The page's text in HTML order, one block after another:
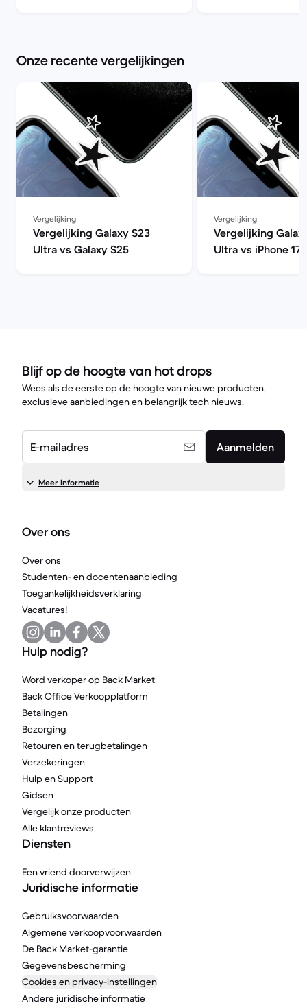
Onze recente vergelijkingen
Vergelijking
Vergelijking Galaxy S23
Ultra vs Galaxy S25
Vergelijking
Vergelijking
Ultra vs iPhone 17
Blijf op de hoogte van hot drops
Wees als de eerste op de hoogte van nieuwe producten,
exclusieve aanbiedingen en belangrijk tech nieuws.
E-mailadres Aanmelden
Meer informatie
Over ons
Over ons
Studenten- en docentenaanbieding
Toegankelijkheidsverklaring
Vacatures!
Hulp nodig?
Word verkoper op Back Market
Back Office Verkoopplatform
Betalingen
Bezorging
Retouren en terugbetalingen
Verzekeringen
Hulp en Support
Gidsen
Vergelijk onze producten
Alle klantreviews
Diensten
Een vriend doorverwijzen
Juridische informatie
Gebruiksvoorwaarden
Algemene verkoopvoorwaarden
De Back Market-garantie
Gegevensbescherming
Cookies en privacy-instellingen
Andere juridische informatie